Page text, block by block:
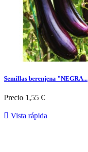
Semillas berenjena "NEGRA...
Precio 1,55 €
 Vista rápida